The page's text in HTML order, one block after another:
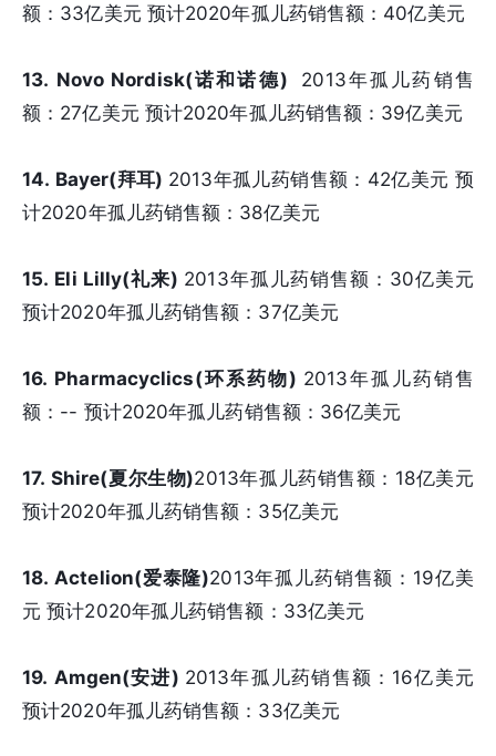
额：33亿美元 预计2020年孤儿药销售额：40亿美元
13. Novo Nordisk(诺和诺德) 2013年孤儿药销售
额：27亿美元 预计2020年孤儿药销售额：39亿美元
14. Bayer(拜耳) 2013年孤儿药销售额：42亿美元 预
计2020年孤儿药销售额：38亿美元
15. Eli Lilly(礼来) 2013年孤儿药销售额：30亿美元
预计2020年孤儿药销售额：37亿美元
16. Pharmacyclics(环系药物) 2013年孤儿药销售
额：-- 预计2020年孤儿药销售额：36亿美元
17. Shire(夏尔生物)2013年孤儿药销售额：18亿美元
预计2020年孤儿药销售额：35亿美元
18. Actelion(爱泰隆)2013年孤儿药销售额：19亿美
元 预计2020年孤儿药销售额：33亿美元
19. Amgen(安进) 2013年孤儿药销售额：16亿美元
预计2020年孤儿药销售额：33亿美元